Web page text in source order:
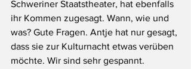
Schweriner Staatstheater, hat ebenfalls
ihr Kommen zugesagt. Wann, wie und
was? Gute Fragen. Antje hat nur gesagt,
dass sie zur Kulturnacht etwas verüben
möchte. Wir sind sehr gespannt.